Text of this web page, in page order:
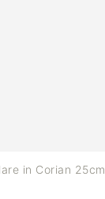
in Corian 25cm